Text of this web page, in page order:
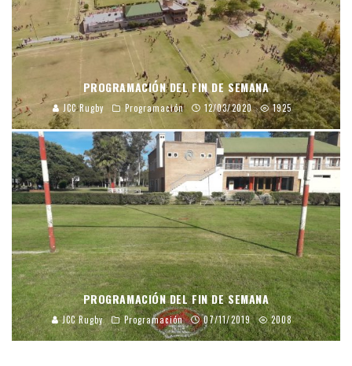
PROGRAMACIÓN DEL FIN DE SEMANA
JCC Rugby Programación 12/03/2020 1925
PROGRAMACIÓN DEL FIN DE SEMANA
JCC Rugby Programación 07/11/2019 2008